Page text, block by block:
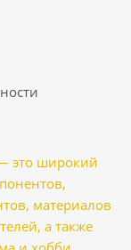
это широкий
материалов
а также